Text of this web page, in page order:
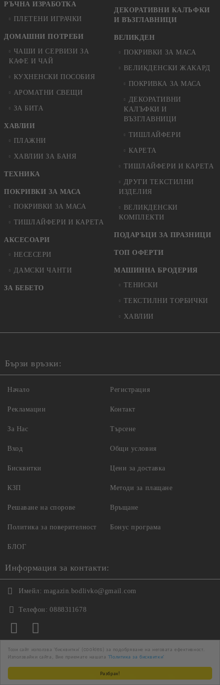
Разбрах!
Този сайт използва 'бисквитки' (cookies) за подобряване на неговата ефективност.
Използвайки сайта, Вие приемате нашата 'Политика за бисквитки'
РЪЧНА ИЗРАБОТКА
ПЛЕТЕНИ ИГРАЧКИ
ДОМАШНИ ПОТРЕБИ
ЧАШИ И СЕРВИЗИ ЗА
КАФЕ И ЧАЙ
КУХНЕНСКИ ПОСОБИЯ
АРОМАТНИ СВЕЩИ
ЗА БИТА
ХАВЛИИ
ПЛАЖНИ
ХАВЛИИ ЗА БАНЯ
ТЕХНИКА
ПОКРИВКИ ЗА МАСА
ПОКРИВКИ ЗА МАСА
ТИШЛАЙФЕРИ И КАРЕТА
АКСЕСОАРИ
НЕСЕСЕРИ
ДАМСКИ ЧАНТИ
ЗА БЕБЕТО
ДЕКОРАТИВНИ КАЛЪФКИ
И ВЪЗГЛАВНИЦИ
ВЕЛИКДЕН
ПОКРИВКИ ЗА МАСА
ВЕЛИКДЕНСКИ ЖАКАРД
ПОКРИВКА ЗА МАСА
ДЕКОРАТИВНИ
КАЛЪФКИ И
ВЪЗГЛАВНИЦИ
ТИШЛАЙФЕРИ
КАРЕТА
ТИШЛАЙФЕРИ И КАРЕТА
ДРУГИ ТЕКСТИЛНИ
ИЗДЕЛИЯ
ВЕЛИКДЕНСКИ
КОМПЛЕКТИ
ПОДАРЪЦИ ЗА ПРАЗНИЦИ
ТОП ОФЕРТИ
МАШИННА БРОДЕРИЯ
ТЕНИСКИ
ТЕКСТИЛНИ ТОРБИЧКИ
ХАВЛИИ
Бързи връзки:
Начало
Рекламации
За Нас
Вход
Регистрация
Контакт
Търсене
Общи условия
Бисквитки
КЗП
Решаване на спорове
Политика за поверителност
Цени за доставка
Методи за плащане
Връщане
Бонус програма
БЛОГ
Информация за контакти:
Имейл: magazin.bodlivko@gmail.com
Телефон: 0888311678
Ние работим с